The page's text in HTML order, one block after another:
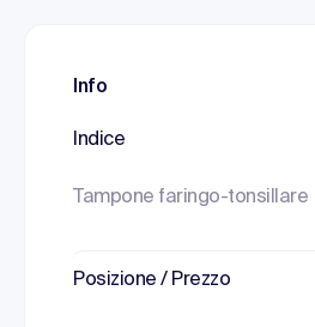
Info
Indice
Tampone faringo-tonsillare
Posizione / Prezzo